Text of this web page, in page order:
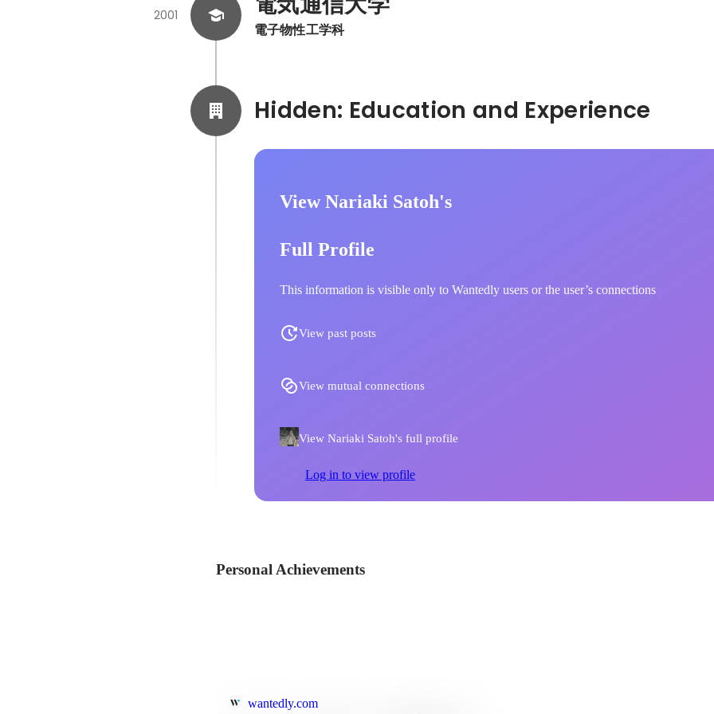
電子物性工学科
2001
View Nariaki Satoh's
Full Profile
This information is visible only to Wantedly users or the user’s connections
View past posts
View mutual connections
View Nariaki Satoh's full profile
Log in to view profile
Personal Achievements
wantedly.com